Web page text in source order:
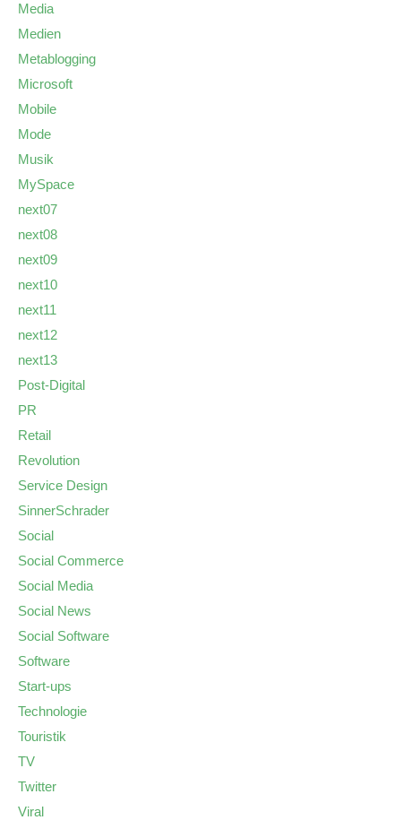
Media
Medien
Metablogging
Microsoft
Mobile
Mode
Musik
MySpace
next07
next08
next09
next10
next11
next12
next13
Post-Digital
PR
Retail
Revolution
Service Design
SinnerSchrader
Social
Social Commerce
Social Media
Social News
Social Software
Software
Start-ups
Technologie
Touristik
TV
Twitter
Viral